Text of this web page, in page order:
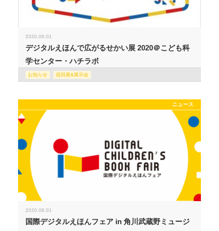
2020.06.01
デジタルえほんで広がるせかい展 2020＠こども科
学センター・ハチラボ
お知らせ 巡回展&展示会
ニュース
2020.08.01
国際デジタルえほんフェア in 角川武蔵野ミュージ